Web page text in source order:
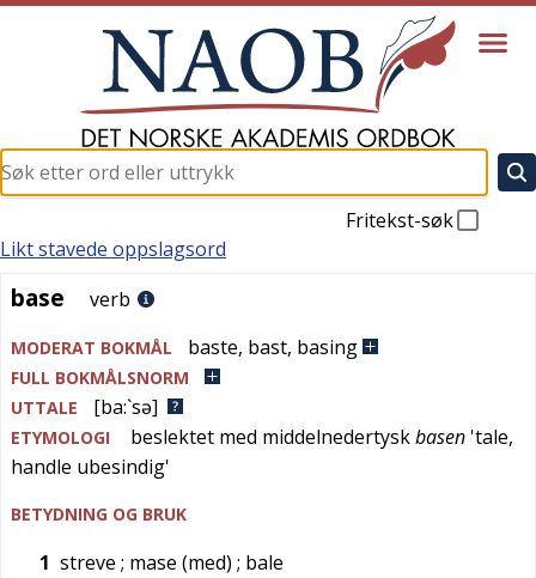
Fritekst-søk
base
Likt stavede oppslagsord
base verb
MODERAT BOKMÅL baste, bast, basing
FULL BOKMÅLSNORM
UTTALE
[ba:`sə]
ETYMOLOGI beslektet med middelnedertyskbasen 'tale,
handle ubesindig'
BETYDNING OG BRUK
1 streve ; mase (med) ; bale